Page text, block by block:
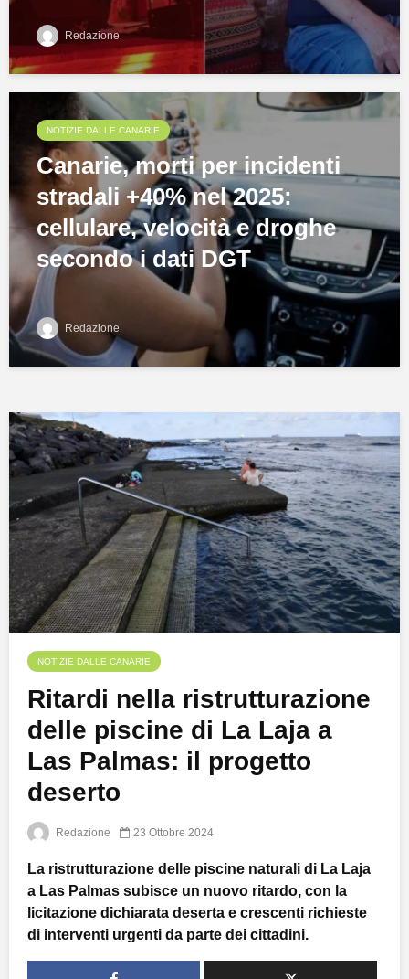
Redazione
NOTIZIE DALLE CANARIE
Canarie, morti per incidenti
stradali +40% nel 2025:
cellulare, velocità e droghe
secondo i dati DGT
Redazione
NOTIZIE DALLE CANARIE
Ritardi nella ristrutturazione
delle piscine di La Laja a
Las Palmas: il progetto
deserto
Redazione 23 Ottobre 2024
La ristrutturazione delle piscine naturali di La Laja
a Las Palmas subisce un nuovo ritardo, con la
licitazione dichiarata deserta e crescenti richieste
di interventi urgenti da parte dei cittadini.